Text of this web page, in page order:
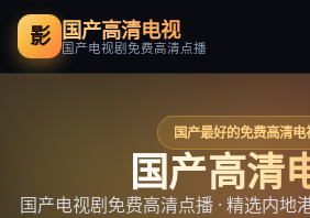
影 国产高清电视
国产电视剧免费高清点播
国产最好的免费高清电
国产高清
国产电视剧免费高清点播 · 精选内地